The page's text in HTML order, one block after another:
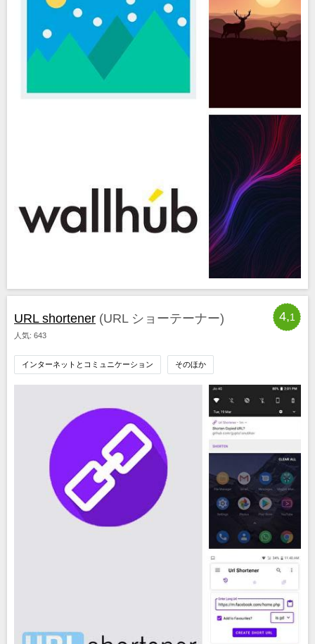
4,1
URL shortener (URL ショーテーナー)
人気: 643
インターネットとコミュニケーション そのほか